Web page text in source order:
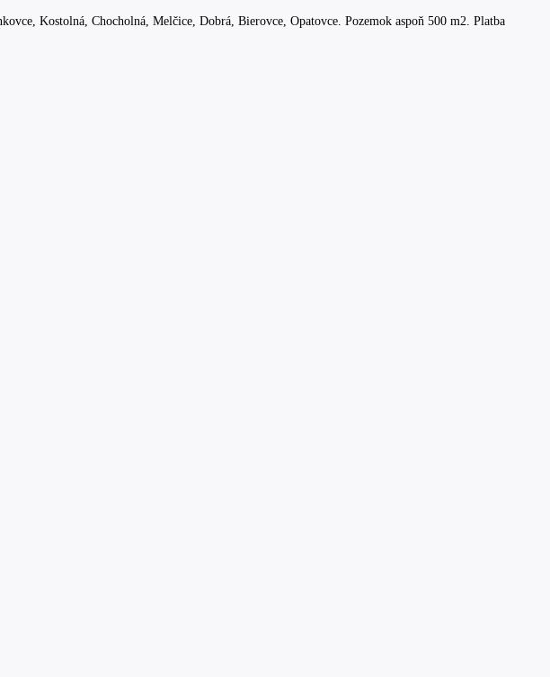
Kostolná, Chocholná, Melčice, Dobrá, Bierovce, Opatovce. Pozemok aspoň 500 m2. Platba